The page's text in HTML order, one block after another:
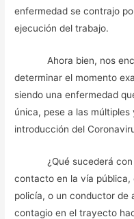
enfermedad se contrajo
ejecución del trabajo.
Ahora bien, nos
determinar el momento
siendo una enfermedad
única, pese a las
introducción del
¿Qué sucederá con
contacto en la vía pública,
policía, o un conductor de
contagio en el trayecto